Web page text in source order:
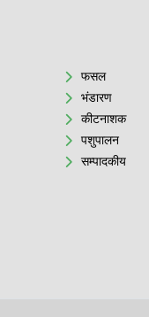
फसल
भंडारण
कीटनाशक
पशुपालन
सम्पादकीय